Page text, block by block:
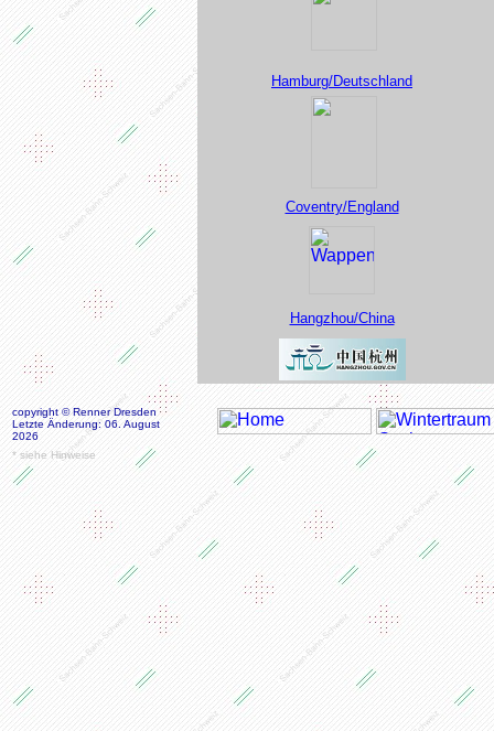
Hamburg/Deutschland
Coventry/England
Hangzhou/China
copyright © Renner Dresden
Letzte Änderung: 06. August
2026
* siehe Hinweise